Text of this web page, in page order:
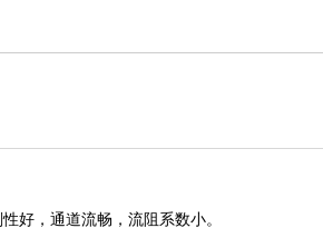
好，通道流畅，流阻系数小。